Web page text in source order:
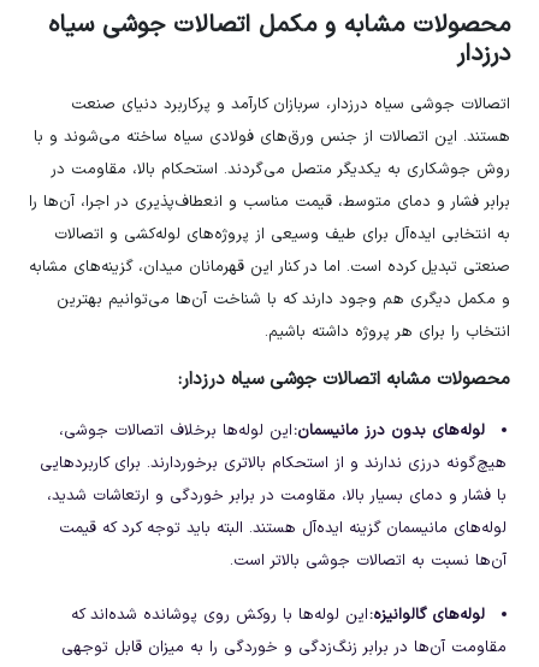
محصولات مشابه و مکمل اتصالات جوشی سیاه
درزدار
اتصالات جوشی سیاه درزدار، سربازان کارآمد و پرکاربرد دنیای صنعت
هستند. این اتصالات از جنس ورق‌های فولادی سیاه ساخته می‌شوند و با
روش جوشکاری به یکدیگر متصل می‌گردند. استحکام بالا، مقاومت در
برابر فشار و دمای متوسط، قیمت مناسب و انعطاف‌پذیری در اجرا، آن‌ها را
به انتخابی ایده‌آل برای طیف وسیعی از پروژه‌های لوله‌کشی و اتصالات
صنعتی تبدیل کرده است. اما در کنار این قهرمانان میدان، گزینه‌های مشابه
و مکمل دیگری هم وجود دارند که با شناخت آن‌ها می‌توانیم بهترین
انتخاب را برای هر پروژه داشته باشیم.
محصولات مشابه اتصالات جوشی سیاه درزدار:
لوله‌های بدون درز مانیسمان:این لوله‌ها برخلاف اتصالات جوشی،
هیچ‌گونه درزی ندارند و از استحکام بالاتری برخوردارند. برای کاربردهایی
با فشار و دمای بسیار بالا، مقاومت در برابر خوردگی و ارتعاشات شدید،
لوله‌های مانیسمان گزینه ایده‌آل هستند. البته باید توجه کرد که قیمت
آن‌ها نسبت به اتصالات جوشی بالاتر است.
لوله‌های گالوانیزه:این لوله‌ها با روکش روی پوشانده شده‌اند که
مقاومت آن‌ها در برابر زنگ‌زدگی و خوردگی را به میزان قابل توجهی